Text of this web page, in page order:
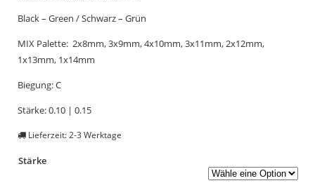
Black – Green / Schwarz – Grün
MIX Palette: 2x8mm, 3x9mm, 4x10mm, 3x11mm, 2x12mm,
1x13mm, 1x14mm
Biegung: C
Stärke: 0.10 | 0.15
Lieferzeit: 2-3 Werktage
Stärke